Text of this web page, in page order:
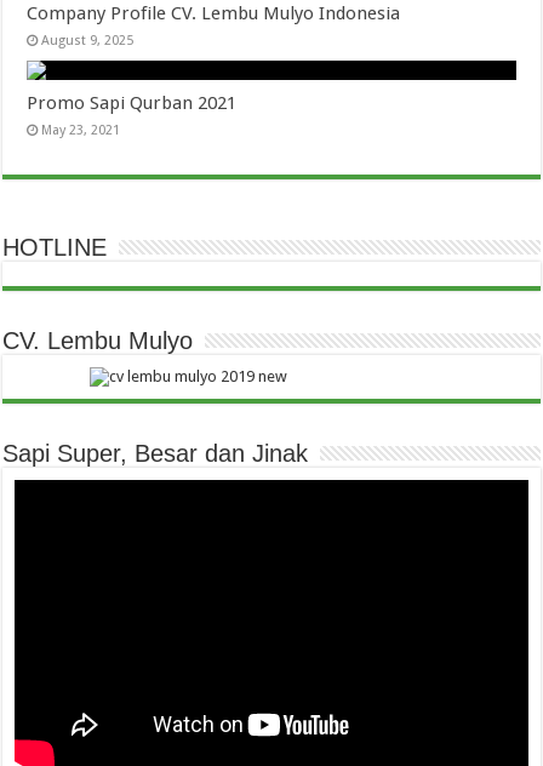
Company Profile CV. Lembu Mulyo Indonesia
August 9, 2025
Promo Sapi Qurban 2021
May 23, 2021
HOTLINE
CV. Lembu Mulyo
Sapi Super, Besar dan Jinak